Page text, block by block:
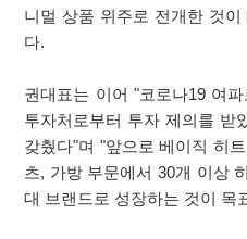
니멀 상품 위주로 전개한 것
다.
권대표는 이어 "코로나19 여
투자처로부터 투자 제의를 받
갖췄다"며 "앞으로 베이직 히
츠, 가방 부문에서 30개 이상
대 브랜드로 성장하는 것이 목